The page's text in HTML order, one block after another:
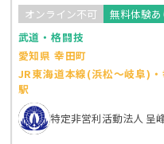
オンライン不可
無料体験あ
武道・格闘技
愛知県 幸田町
JR東海道本線(浜松～岐阜)・
駅
特定非営利活動法人 呈